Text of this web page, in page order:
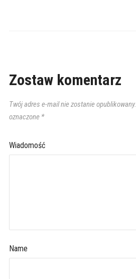
Zostaw komentarz
Twój adres e-mail nie zostanie opublikowany.
oznaczone *
Wiadomość
Name